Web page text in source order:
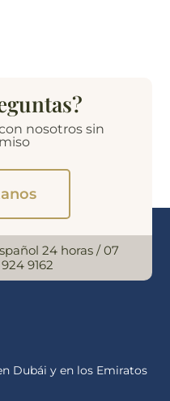
nosotros sin
24 horas / 07
9162
Dubái y en los Emiratos